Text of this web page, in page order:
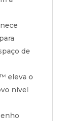
de
eleva o
nível